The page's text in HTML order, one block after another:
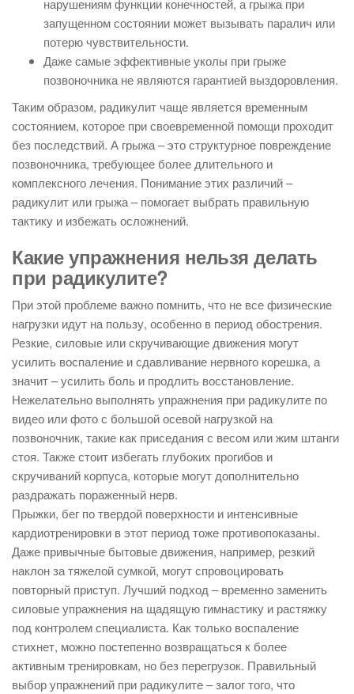
нарушениям функции конечностей, а грыжа при
запущенном состоянии может вызывать паралич или
потерю чувствительности.
Даже самые эффективные уколы при грыже
позвоночника не являются гарантией выздоровления.
Таким образом, радикулит чаще является временным
состоянием, которое при своевременной помощи проходит
без последствий. А грыжа – это структурное повреждение
позвоночника, требующее более длительного и
комплексного лечения. Понимание этих различий –
радикулит или грыжа – помогает выбрать правильную
тактику и избежать осложнений.
Какие упражнения нельзя делать
при радикулите?
При этой проблеме важно помнить, что не все физические
нагрузки идут на пользу, особенно в период обострения.
Резкие, силовые или скручивающие движения могут
усилить воспаление и сдавливание нервного корешка, а
значит – усилить боль и продлить восстановление.
Нежелательно выполнять упражнения при радикулите по
видео или фото с большой осевой нагрузкой на
позвоночник, такие как приседания с весом или жим штанги
стоя. Также стоит избегать глубоких прогибов и
скручиваний корпуса, которые могут дополнительно
раздражать пораженный нерв.
Прыжки, бег по твердой поверхности и интенсивные
кардиотренировки в этот период тоже противопоказаны.
Даже привычные бытовые движения, например, резкий
наклон за тяжелой сумкой, могут спровоцировать
повторный приступ. Лучший подход – временно заменить
силовые упражнения на щадящую гимнастику и растяжку
под контролем специалиста. Как только воспаление
стихнет, можно постепенно возвращаться к более
активным тренировкам, но без перегрузок. Правильный
выбор упражнений при радикулите – залог того, что